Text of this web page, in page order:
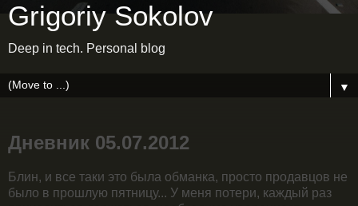
Grigoriy Sokolov
Deep in tech. Personal blog
▼
Дневник 05.07.2012
Блин, и все таки это была обманка, просто продавцов не
было в прошлую пятницу... У меня потери, каждый раз